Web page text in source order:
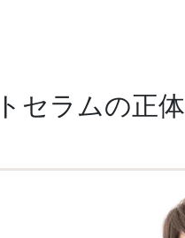
セラムの正体